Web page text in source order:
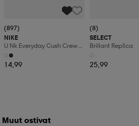
(897)
NIKE
U Nk Everyday Cush Crew
3pr
14,99
(8)
SELECT
Brillant Replica
25,99
Muut ostivat